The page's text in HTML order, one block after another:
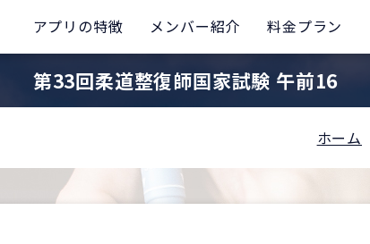
アプリの特徴 メンバー紹介 料金プラン
第33回柔道整復師国家試験 午前16
ホーム